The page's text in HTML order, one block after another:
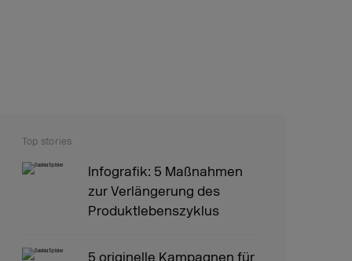
Top stories
Infografik: 5 Maßnahmen
zur Verlängerung des
Produktlebenszyklus
5 originelle Kampagnen für